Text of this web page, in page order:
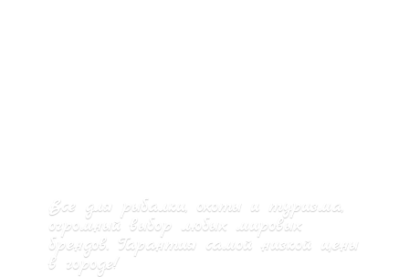
Все для рыбалки, охоты и туризма,
огромный выбор любых мировых
брендов. Гарантия самой низкой цены
в городе!